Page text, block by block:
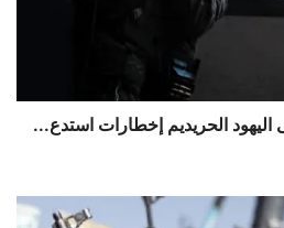
الحريديم إخطارات استدع...